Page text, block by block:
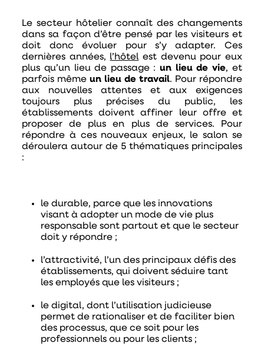
Le secteur hôtelier connaît des changements
dans sa façon d’être pensé par les visiteurs et
doit donc évoluer pour s’y adapter. Ces
dernières années, l’hôtel est devenu pour eux
plus qu’un lieu de passage :un lieu de vie, et
parfois mêmeun lieu de travail. Pour répondre
aux nouvelles attentes et aux exigences
toujours plus précises du public, les
établissements doivent affiner leur offre et
proposer de plus en plus de services. Pour
répondre à ces nouveaux enjeux, le salon se
déroulera autour de 5 thématiques principales
:
le durable, parce que les innovations
visant à adopter un mode de vie plus
responsable sont partout et que le secteur
doit y répondre ;
l’attractivité, l’un des principaux défis des
établissements, qui doivent séduire tant
les employés que les visiteurs ;
le digital, dont l’utilisation judicieuse
permet de rationaliser et de faciliter bien
des processus, que ce soit pour les
professionnels ou pour les clients ;